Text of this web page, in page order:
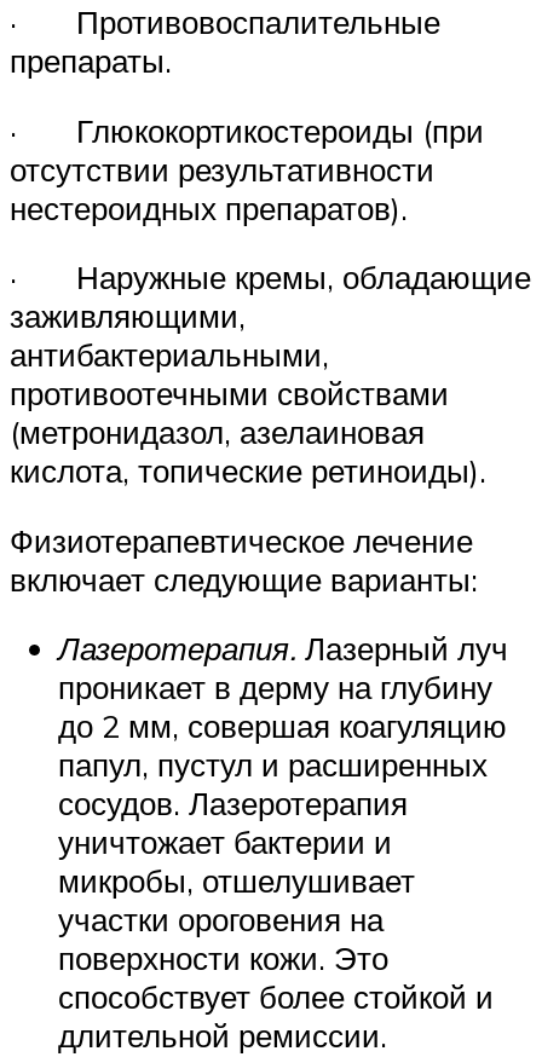
· Противовоспалительные
препараты.
· Глюкокортикостероиды (при
отсутствии результативности
нестероидных препаратов).
· Наружные кремы, обладающие
заживляющими,
антибактериальными,
противоотечными свойствами
(метронидазол, азелаиновая
кислота, топические ретиноиды).
Физиотерапевтическое лечение
включает следующие варианты:
Лазеротерапия. Лазерный луч
проникает в дерму на глубину
до 2 мм, совершая коагуляцию
папул, пустул и расширенных
сосудов. Лазеротерапия
уничтожает бактерии и
микробы, отшелушивает
участки ороговения на
поверхности кожи. Это
способствует более стойкой и
длительной ремиссии.